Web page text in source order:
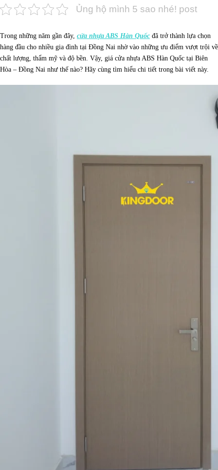
Ủng hộ mình 5 sao nhé! post
Trong những năm gần đây, cửa nhựa ABS Hàn Quốc đã trở thành lựa chọn
hàng đầu cho nhiều gia đình tại Đồng Nai nhờ vào những ưu điểm vượt trội về
chất lượng, thẩm mỹ và độ bền. Vậy, giá cửa nhựa ABS Hàn Quốc tại Biên
Hòa – Đồng Nai như thế nào? Hãy cùng tìm hiểu chi tiết trong bài viết này.